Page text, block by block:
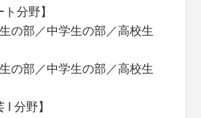
分野】
の部／中学生の部／高校生
の部／中学生の部／高校生
I 分野】